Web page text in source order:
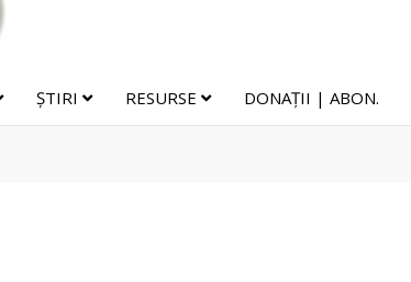
ȘTIRI RESURSE DONAȚII | ABON.